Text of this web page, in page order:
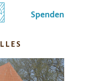
Spenden